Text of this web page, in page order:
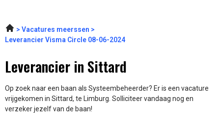
Vacatures meerssen
Leverancier Visma Circle 08-06-2024
Leverancier in Sittard
Op zoek naar een baan als Systeembeheerder? Er is een vacature
vrijgekomen in Sittard, te Limburg. Solliciteer vandaag nog en
verzeker jezelf van de baan!